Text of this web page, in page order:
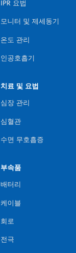
IPR 요법
모니터 및 제세동기
온도 관리
인공호흡기
치료 및 요법
심장 관리
심혈관
수면 무호흡증
부속품
배터리
케이블
회로
전극